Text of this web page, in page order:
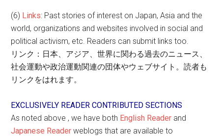
(6) Links: Past stories of interest on Japan, Asia and the
world, organizations and websites involved in social and
political activism, etc. Readers can submit links too.
リンク：日本、アジア、世界に関わる過去のニュース、
社会運動や政治運動関連の団体やウェブサイト。読者も
リンクをはれます。
EXCLUSIVELY READER CONTRIBUTED SECTIONS
As noted above , we have both English Reader and
Japanese Readerweblogs that are available to